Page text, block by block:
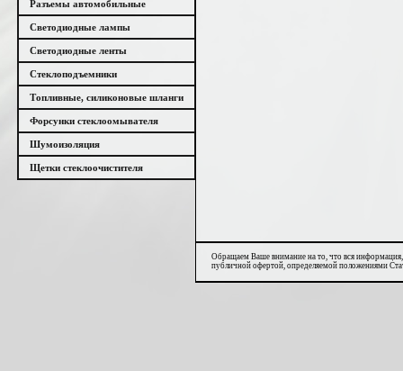
Разъемы автомобильные
Светодиодные лампы
Светодиодные ленты
Стеклоподъемники
Топливные, силиконовые шланги
Форсунки стеклоомывателя
Шумоизоляция
Щетки стеклоочистителя
Обращаем Ваше внимание на то, что вся
публичной офертой, определяемой положениями